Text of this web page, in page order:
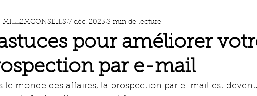
Avis clients Newsletter
dirigeants
pour améliorer
par e-mail
MILL2MCONSEILS 7 déc. 2023 3 min de lecture
le monde des affaires, la prospection par e-mail est